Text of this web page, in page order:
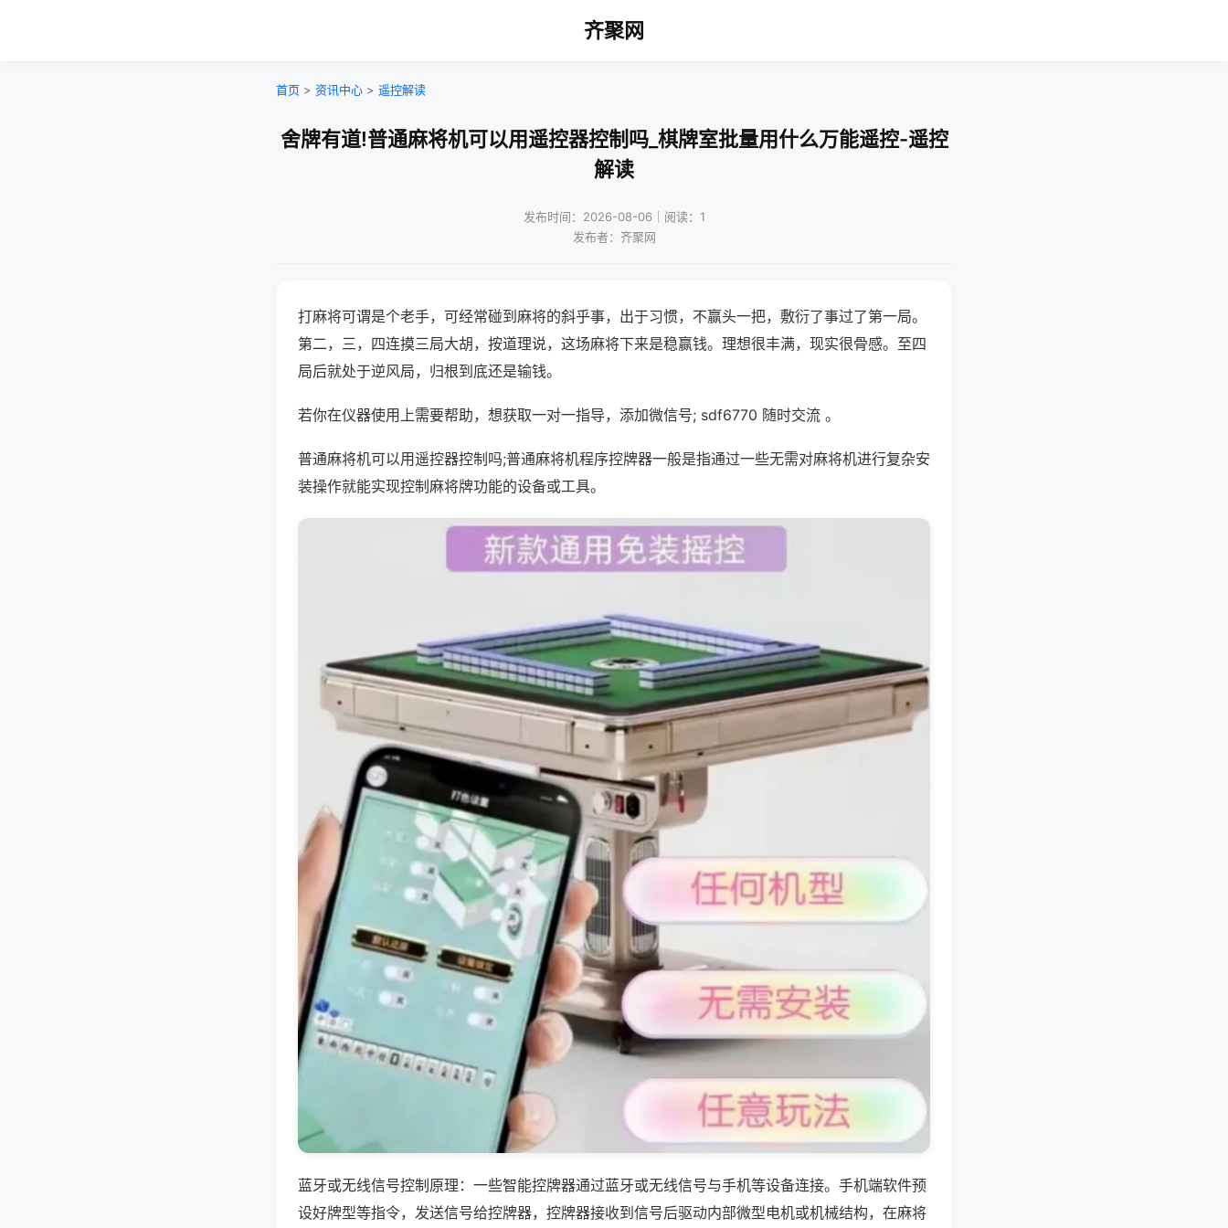
齐聚网
首页 > 资讯中心 > 遥控解读
舍牌有道!普通麻将机可以用遥控器控制吗_棋牌室批量用什么万能遥控-遥控
解读
发布时间：2026-08-06｜阅读：1
发布者：齐聚网
打麻将可谓是个老手，可经常碰到麻将的斜乎事，出于习惯，不赢头一把，敷衍了事过了第一局。
第二，三，四连摸三局大胡，按道理说，这场麻将下来是稳赢钱。理想很丰满，现实很骨感。至四
局后就处于逆风局，归根到底还是输钱。
若你在仪器使用上需要帮助，想获取一对一指导，添加微信号; sdf6770 随时交流 。
普通麻将机可以用遥控器控制吗;普通麻将机程序控牌器一般是指通过一些无需对麻将机进行复杂安
装操作就能实现控制麻将牌功能的设备或工具。
蓝牙或无线信号控制原理：一些智能控牌器通过蓝牙或无线信号与手机等设备连接。手机端软件预
设好牌型等指令，发送信号给控牌器，控牌器接收到信号后驱动内部微型电机或机械结构，在麻将